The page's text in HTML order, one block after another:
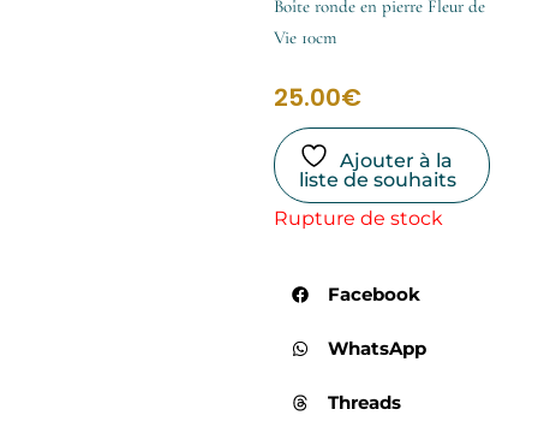
Boîte ronde en pierre Fleur de
Vie 10cm
25.00€
Ajouter à la
liste de souhaits
Rupture de stock
Facebook
WhatsApp
Threads